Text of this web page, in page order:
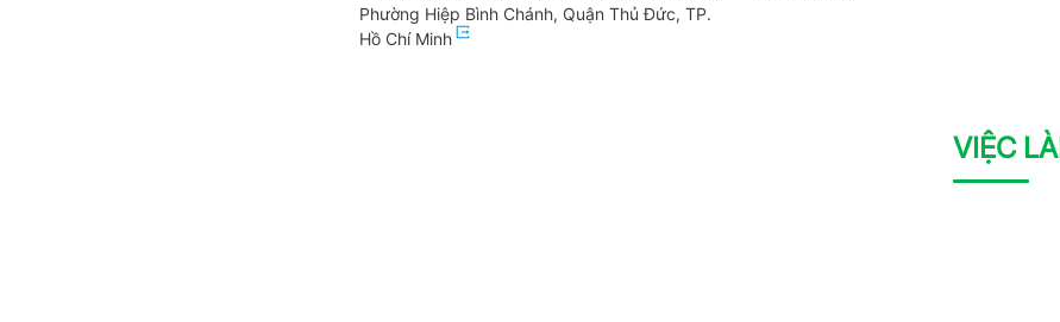
Phường Hiệp Bình Chánh, Quận Thủ Đức, TP.
Hồ Chí Minh
VIỆC